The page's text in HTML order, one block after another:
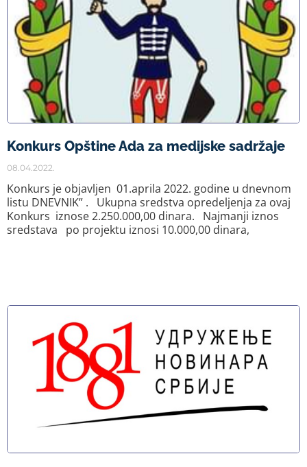
Konkurs Opštine Ada za medijske sadržaje
08.04.2022.
Konkurs je objavljen 01.aprila 2022. godine u dnevnom
listu DNEVNIK” . Ukupna sredstva opredeljenja za ovaj
Konkurs iznose 2.250.000,00 dinara. Najmanji iznos
sredstava po projektu iznosi 10.000,00 dinara,